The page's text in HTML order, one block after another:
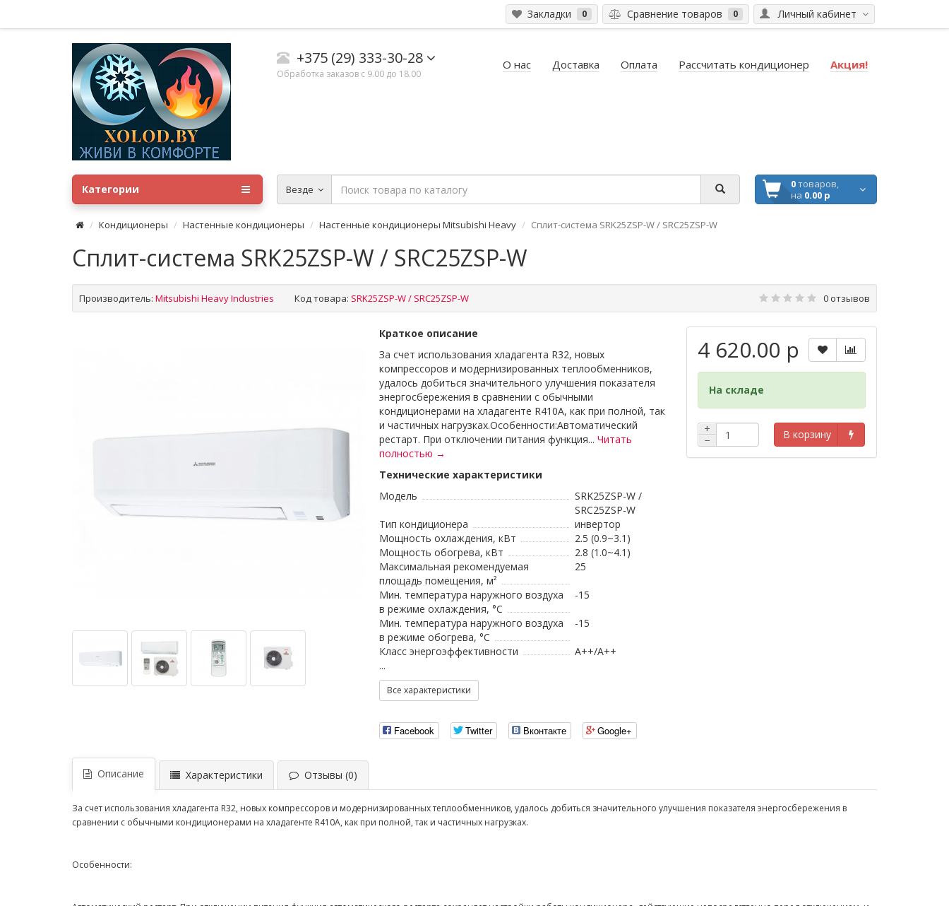
Личный кабинет
Закладки 0 Сравнение товаров 0
+375 (29) 333-30-28
Обработка заказов с 9.00 до 18.00
О нас Доставка Оплата Рассчитать кондиционер Акция!
Везде 0товаров,
на 0.00 р
Категории
Кондиционеры Настенные кондиционеры Настенные кондиционеры Mitsubishi Heavy Сплит-система SRK25ZSP-W / SRC25ZSP-W
Сплит-система SRK25ZSP-W / SRC25ZSP-W
Производитель: Mitsubishi Heavy Industries Код товара: SRK25ZSP-W / SRC25ZSP-W 0 отзывов
Краткое описание
За счет использования хладагента R32, новых
компрессоров и модернизированных теплообменников,
удалось добиться значительного улучшения показателя
энергосбережения в сравнении с обычными
кондиционерами на хладагенте R410A, как при полной, так
и частичных нагрузках.Особенности:Автоматический
рестарт. При отключении питания функция... Читать
полностью →
Технические характеристики
Модель
SRK25ZSP-W /
SRC25ZSP-W
Тип кондиционера
инвертор
Мощность охлаждения, кВт
2.5 (0.9~3.1)
Мощность обогрева, кВт
2.8 (1.0~4.1)
Максимальная рекомендуемая
площадь помещения, м²
25
Мин. температура наружного воздуха
в режиме охлаждения, °С
-15
Мин. температура наружного воздуха
в режиме обогрева, °С
-15
Класс энергоэффективности
A++/A++
...
Все характеристики
Facebook Twitter Вконтакте Google+
4 620.00 р
На складе
+
−
В корзину
Описание Характеристики Отзывы (0)
За счет использования хладагента R32, новых компрессоров и модернизированных теплообменников, удалось добиться значительного улучшения показателя энергосбережения в
сравнении с обычными кондиционерами на хладагенте R410A, как при полной, так и частичных нагрузках.
Особенности: